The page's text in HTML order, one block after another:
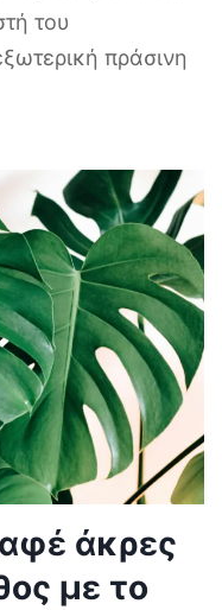
του
πράσινη
άκρες
με το